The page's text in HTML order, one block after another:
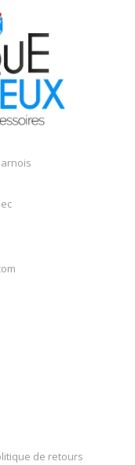
de retours